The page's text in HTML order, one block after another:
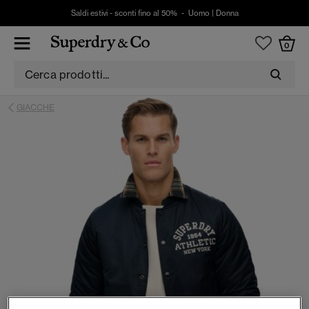
Saldi estivi - sconti fino al 50% - Uomo Donna
0
GIACCHE